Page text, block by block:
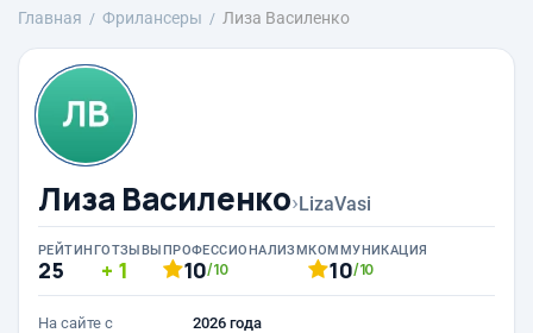
Главная Фрилансеры Лиза Василенко
Лиза Василенко›LizaVasi
РЕЙТИНГ
25
ОТЗЫВЫ
1
ПРОФЕССИОНАЛИЗМ
10/10
КОММУНИКАЦИЯ
10/10
На сайте с 2026 года